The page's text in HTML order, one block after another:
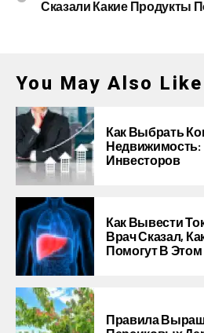
Сказали Какие Продукты
You May Also Like
Как Выбрать
Инвесторов
Как Вывести
Врач Сказал,
Помогут В Этом
Правила